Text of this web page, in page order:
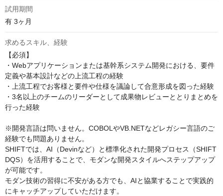
試用期間
有 3ヶ月
求めるスキル、経験
【必須】
・Webアプリケーションまたは基幹系システム開発における、要件
定義や基本設計などの上流工程の経験
・上流工程でお客様と要件や仕様を議論して合意形成を図った経験
・3名以上のチームのリーダーとして成果物レビューととりまとめを
行った経験
※開発言語は問いません。COBOLやVB.NETなどレガシー言語のご
経験でも問題ありません。
SHIFTでは、AI（Devinなど）と標準化された開発プロセス（SHIFT
DQS）を活用することで、モダンな開発スタイルへステップアップ
が可能です。
モダン技術の習得に不安がある方でも、AIと協業することで実践的
にキャッチアップしていただけます。